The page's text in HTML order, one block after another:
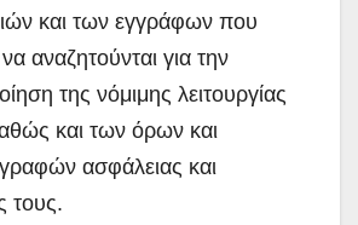
και των εγγράφων που
αναζητούνται για την
της νόμιμης λειτουργίας
και των όρων και
ασφάλειας και
τους.